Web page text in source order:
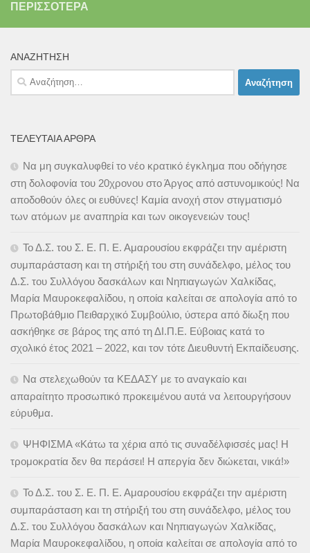
ΠΕΡΙΣΣΌΤΕΡΑ
ΑΝΑΖΉΤΗΣΗ
Αναζήτηση
για:
ΤΕΛΕΥΤΑΊΑ ΆΡΘΡΑ
Να μη συγκαλυφθεί το νέο κρατικό έγκλημα που οδήγησε
στη δολοφονία του 20χρονου στο Άργος από αστυνομικούς! Να
αποδοθούν όλες οι ευθύνες! Καμία ανοχή στον στιγματισμό
των ατόμων με αναπηρία και των οικογενειών τους!
Το Δ.Σ. του Σ. Ε. Π. Ε. Αμαρουσίου εκφράζει την αμέριστη
συμπαράσταση και τη στήριξή του στη συνάδελφο, μέλος του
Δ.Σ. του Συλλόγου δασκάλων και Νηπιαγωγών Χαλκίδας,
Μαρία Μαυροκεφαλίδου, η οποία καλείται σε απολογία από το
Πρωτοβάθμιο Πειθαρχικό Συμβούλιο, ύστερα από δίωξη που
ασκήθηκε σε βάρος της από τη ΔΙ.Π.Ε. Εύβοιας κατά το
σχολικό έτος 2021 – 2022, και τον τότε Διευθυντή Εκπαίδευσης.
Να στελεχωθούν τα ΚΕΔΑΣΥ με το αναγκαίο και
απαραίτητο προσωπικό προκειμένου αυτά να λειτουργήσουν
εύρυθμα.
ΨΗΦΙΣΜΑ «Κάτω τα χέρια από τις συναδέλφισσές μας! Η
τρομοκρατία δεν θα περάσει! Η απεργία δεν διώκεται, νικά!»
Το Δ.Σ. του Σ. Ε. Π. Ε. Αμαρουσίου εκφράζει την αμέριστη
συμπαράσταση και τη στήριξή του στη συνάδελφο, μέλος του
Δ.Σ. του Συλλόγου δασκάλων και Νηπιαγωγών Χαλκίδας,
Μαρία Μαυροκεφαλίδου, η οποία καλείται σε απολογία από το